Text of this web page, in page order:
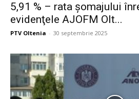
5,91 % – rata şomajului
evidenţele AJOFM Olt...
PTV Oltenia - 30 septembrie 2025